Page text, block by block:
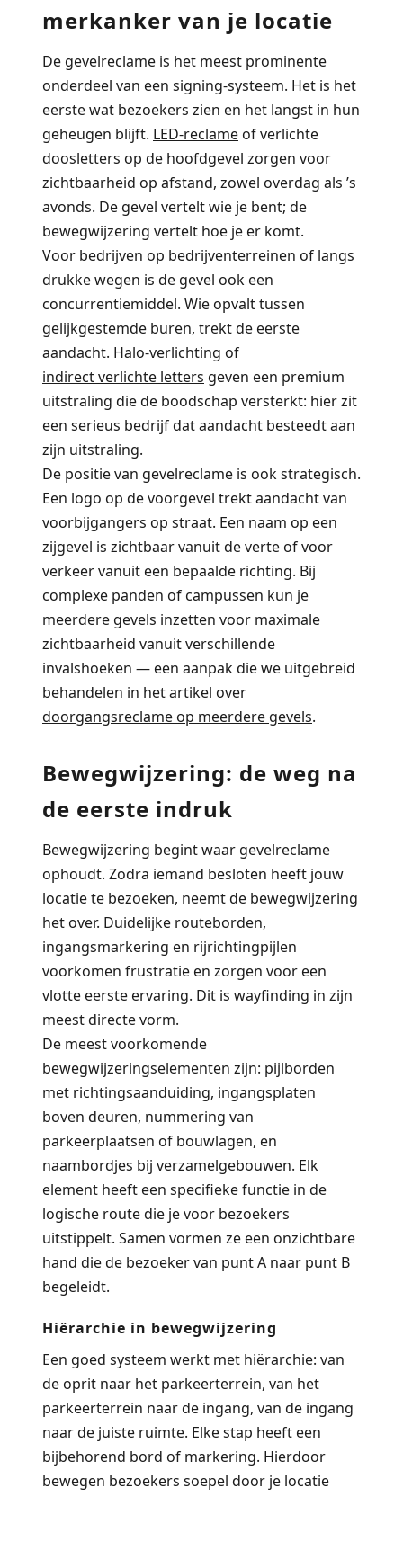
merkanker van je locatie
De gevelreclame is het meest prominente
onderdeel van een signing-systeem. Het is het
eerste wat bezoekers zien en het langst in hun
geheugen blijft. LED-reclameof verlichte
doosletters op de hoofdgevel zorgen voor
zichtbaarheid op afstand, zowel overdag als ’s
avonds. De gevel vertelt wie je bent; de
bewegwijzering vertelt hoe je er komt.
Voor bedrijven op bedrijventerreinen of langs
drukke wegen is de gevel ook een
concurrentiemiddel. Wie opvalt tussen
gelijkgestemde buren, trekt de eerste
aandacht. Halo-verlichting of
indirect verlichte letters geven een premium
uitstraling die de boodschap versterkt: hier zit
een serieus bedrijf dat aandacht besteedt aan
zijn uitstraling.
De positie van gevelreclame is ook strategisch.
Een logo op de voorgevel trekt aandacht van
voorbijgangers op straat. Een naam op een
zijgevel is zichtbaar vanuit de verte of voor
verkeer vanuit een bepaalde richting. Bij
complexe panden of campussen kun je
meerdere gevels inzetten voor maximale
zichtbaarheid vanuit verschillende
invalshoeken — een aanpak die we uitgebreid
behandelen in het artikel over
doorgangsreclame op meerdere gevels.
Bewegwijzering: de weg na
de eerste indruk
Bewegwijzering begint waar gevelreclame
ophoudt. Zodra iemand besloten heeft jouw
locatie te bezoeken, neemt de bewegwijzering
het over. Duidelijke routeborden,
ingangsmarkering en rijrichtingpijlen
voorkomen frustratie en zorgen voor een
vlotte eerste ervaring. Dit is wayfinding in zijn
meest directe vorm.
De meest voorkomende
bewegwijzeringselementen zijn: pijlborden
met richtingsaanduiding, ingangsplaten
boven deuren, nummering van
parkeerplaatsen of bouwlagen, en
naambordjes bij verzamelgebouwen. Elk
element heeft een specifieke functie in de
logische route die je voor bezoekers
uitstippelt. Samen vormen ze een onzichtbare
hand die de bezoeker van punt A naar punt B
begeleidt.
Hiërarchie in bewegwijzering
Een goed systeem werkt met hiërarchie: van
de oprit naar het parkeerterrein, van het
parkeerterrein naar de ingang, van de ingang
naar de juiste ruimte. Elke stap heeft een
bijbehorend bord of markering. Hierdoor
bewegen bezoekers soepel door je locatie